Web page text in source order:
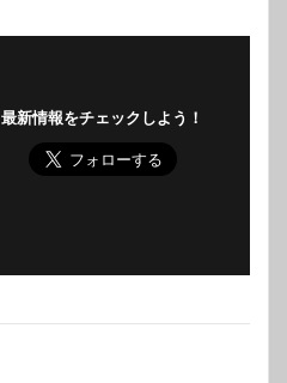
最新情報をチェックしよう！